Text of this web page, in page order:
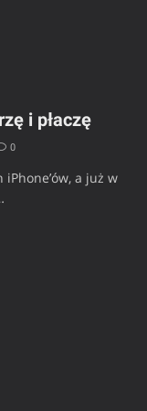
i płaczę
0
a już w